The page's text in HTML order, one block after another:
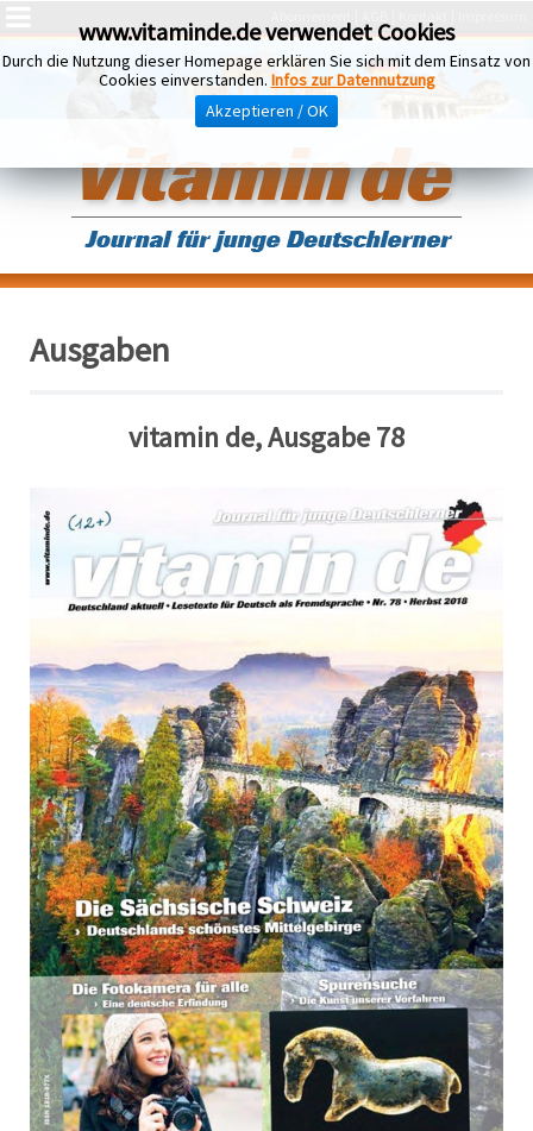
Ausgaben
vitamin de, Ausgabe 78
www.vitaminde.de verwendet Cookies
Durch die Nutzung dieser Homepage erklären Sie sich mit dem Einsatz von
Cookies einverstanden. Infos zur Datennutzung
Akzeptieren / OK